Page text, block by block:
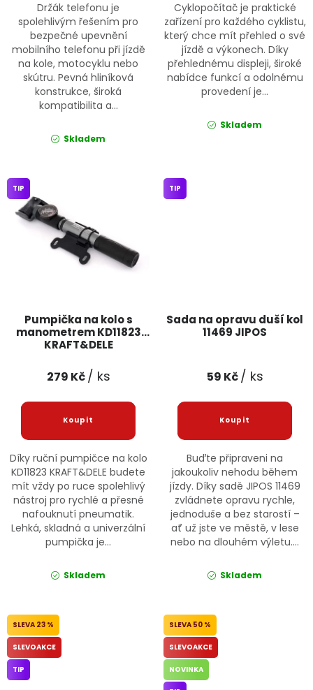
Podmínky ochrany osobních údajů
Držák telefonu je
spolehlivým řešením pro
bezpečné upevnění
mobilního telefonu při jízdě
na kole, motocyklu nebo
skútru. Pevná hliníková
konstrukce, široká
kompatibilita a...
Skladem
Cyklopočítač je praktické
zařízení pro každého cyklistu,
který chce mít přehled o své
jízdě a výkonech. Díky
přehlednému displeji, široké
nabídce funkcí a odolnému
provedení je...
Skladem
Pumpička na kolo s
manometrem KD11823
KRAFT&DELE
TIP
279 Kč/ ks
Díky ruční pumpičce na kolo
KD11823 KRAFT&DELE budete
mít vždy po ruce spolehlivý
nástroj pro rychlé a přesné
nafouknutí pneumatik.
Lehká, skladná a univerzální
pumpička je...
Skladem
Sada na opravu duší kol
11469 JIPOS
TIP
59 Kč/ ks
Buďte připraveni na
jakoukoliv nehodu během
jízdy. Díky sadě JIPOS 11469
zvládnete opravu rychle,
jednoduše a bez starostí –
ať už jste ve městě, v lese
nebo na dlouhém výletu....
Skladem
23 %
SLEVOAKCE
TIP
50 %
SLEVOAKCE
NOVINKA